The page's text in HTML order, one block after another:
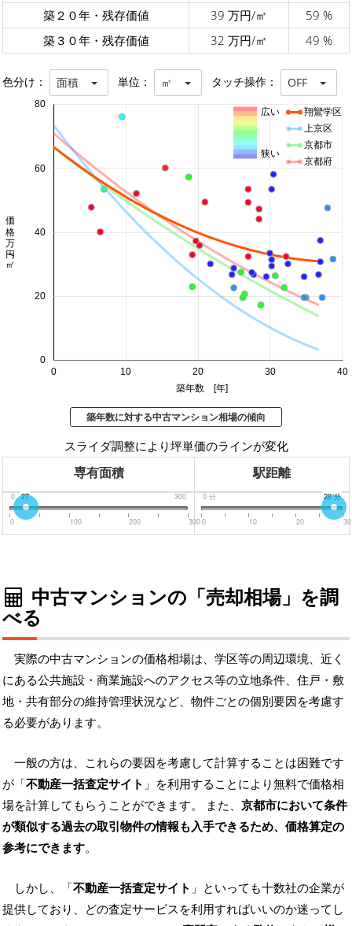
築２０年・残存価値 39 万円/㎡
59 %
築３０年・残存価値
32 万円/㎡ 49 %
色分け： 面積 単位： ㎡ タッチ操作： OFF
0 10 20 30 40
0
20
40
60
80
築年数 [年]
価格 万円/㎡
翔鸞学区
上京区
京都市
京都府
広い
狭い
築年数に対する中古マンション相場の傾向
スライダ調整により坪単価のラインが変化
専有面積 駅距離
0 300
27
0 100 200 300
0 分 30分
28分
0 10 20 30
中古マンションの「売却相場」を調
べる
実際の中古マンションの価格相場は、学区等の周辺環境、近く
にある公共施設・商業施設へのアクセス等の立地条件、住戸・敷
地・共有部分の維持管理状況など、物件ごとの個別要因を考慮す
る必要があります。
一般の方は、これらの要因を考慮して計算することは困難です
が「不動産一括査定サイト 」を利用することにより無料で価格相
場を計算してもらうことができます。 また、 京都市において条件
が類似する過去の取引物件の情報も入手できるため、価格算定の
参考にできます。
しかし、「不動産一括査定サイト 」といっても十数社の企業が
提供しており、どの査定サービスを利用すればいいのか迷ってし